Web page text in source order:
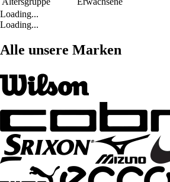
Loading...
Loading...
Alle unsere Marken